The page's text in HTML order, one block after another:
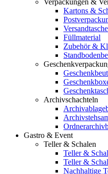
Verpackungen &
Kartons &
Füllmaterial
Zubehör &
Archivschachteln
Gastro & Event
Teller & Schalen
Teller &
Teller &
Nachhaltige